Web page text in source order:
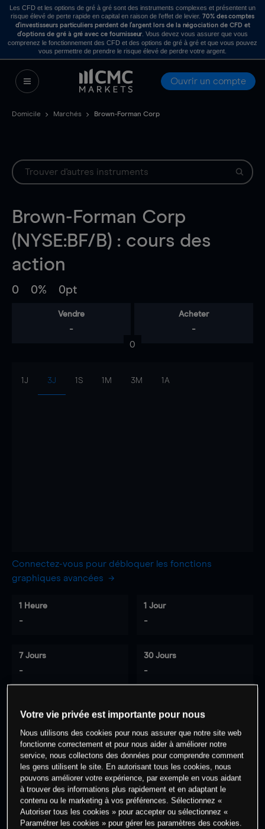
Les CFD et les options de gré à gré sont des instruments complexes et présentent un
risque élevé de perte rapide en capital en raison de l’effet de levier. 70% des comptes
d’investisseurs particuliers perdent de l’argent lors de la négociation de CFD et
d’options de gré à gré avec ce fournisseur . Vous devez vous assurer que vous
comprenez le fonctionnement des CFD et des options de gré à gré et que vous pouvez
vous permettre de prendre le risque élevé de perdre votre argent.
Ouvrir un compte
Domicile Marchés Brown-Forman Corp
Brown-Forman Corp
(NYSE:BF/B) : cours des
action
0 0% 0pt
Vendre
-
Acheter
-
0
1J 3J 1S 1M 3M 1A
Connectez-vous pour débloquer les fonctions
graphiques avancées
1 Heure
-
1 Jour
-
7 Jours
-
30 Jours
-
0 % des clients ont une position à
cet actif
Commencez à trader
Votre vie privée est importante pour nous
Nous utilisons des cookies pour nous assurer que notre site web
fonctionne correctement et pour nous aider à améliorer notre
service, nous collectons des données pour comprendre comment
les gens utilisent le site. En autorisant tous les cookies, nous
pouvons améliorer votre expérience, par exemple en vous aidant
à trouver des informations plus rapidement et en adaptant le
contenu ou le marketing à vos préférences. Sélectionnez «
Autoriser tous les cookies » pour accepter ou sélectionnez «
Paramétrer les cookies » pour gérer les paramètres des cookies.